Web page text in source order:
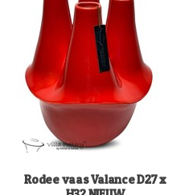
Rodee vaas Valance D27 x